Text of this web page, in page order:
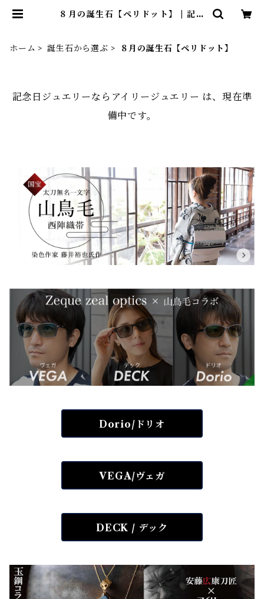
８月の誕生石【ペリドット】 | 記念
ホーム
誕生石から選ぶ ８月の誕生石【ペリドット】
記念日ジュエリーならアイリージュエリー は、現在準
備中です。
Dorio/ドリオ
VEGA/ヴェガ
DECK / デック